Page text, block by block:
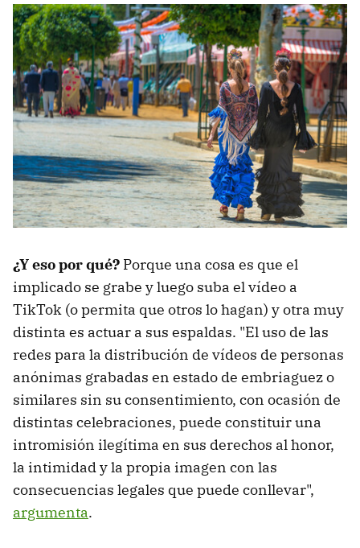
¿Y eso por qué? Porque una cosa es que el
implicado se grabe y luego suba el vídeo a
TikTok (o permita que otros lo hagan) y otra muy
distinta es actuar a sus espaldas. "El uso de las
redes para la distribución de vídeos de personas
anónimas grabadas en estado de embriaguez o
similares sin su consentimiento, con ocasión de
distintas celebraciones, puede constituir una
intromisión ilegítima en sus derechos al honor,
la intimidad y la propia imagen con las
consecuencias legales que puede conllevar",
argumenta.